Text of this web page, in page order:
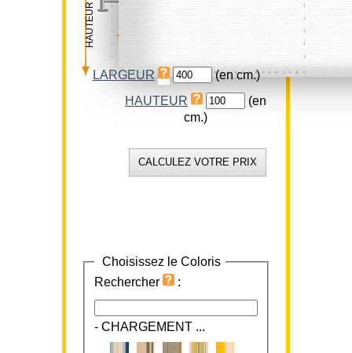
HAUTEUR
LARGEUR
(en cm.)
HAUTEUR
(en
cm.)
Choisissez le Coloris
Rechercher
:
- CHARGEMENT ...